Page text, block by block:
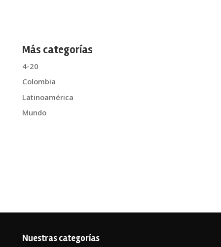
Más categorías
4-20
Colombia
Latinoamérica
Mundo
Nuestras categorías